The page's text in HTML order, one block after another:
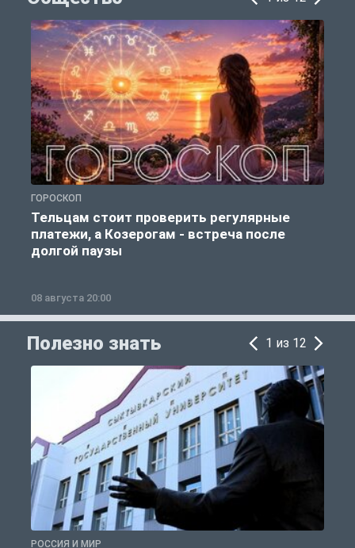
ГОРОСКОП
Тельцам стоит проверить регулярные
платежи, а Козерогам - встреча после
долгой паузы
08 августа 20:00
Полезно знать 1 из 12
РОССИЯ И МИР